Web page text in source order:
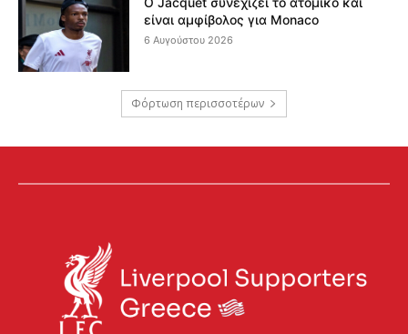
είναι αμφίβολος για Monaco
6 Αυγούστου 2026
Φόρτωση περισσοτέρων